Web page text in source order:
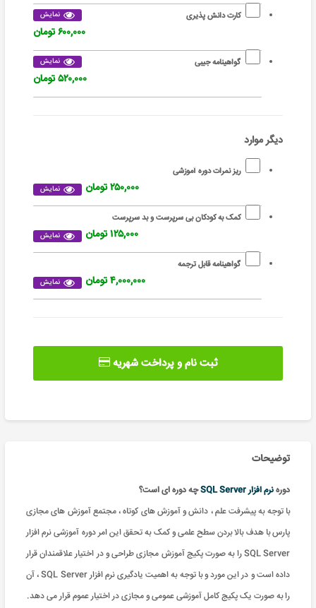
کارت دانش پذیری نمایش
۶۰۰,۰۰۰ تومان
گواهینامه جیبی نمایش
۵۲۰,۰۰۰ تومان
دیگر موارد
ریز نمرات دوره آموزشی
نمایش ۲۵۰,۰۰۰ تومان
کمک به کودکان بی سرپرست و بد سرپرست
نمایش ۱۲۵,۰۰۰ تومان
گواهینامه قابل ترجمه
نمایش ۴,۰۰۰,۰۰۰ تومان
ثبت نام و پرداخت شهریه
توضیحات
دورهنرم افزار SQL Server
چه دوره ای است؟
با توجه به پیشرفت علم ، دانش و آموزش های کوتاه ، مجتمع آموزش های مجازی
پارس با هدف بالا بردن سطح علمی و کمک به تحقق این امر دوره آموزشی نرم افزار
SQL Server را به صورت پکیج آموزش مجازی طراحی و در اختیار علاقمندان قرار
داده است و در این مورد و با توجه به اهمیت یادگیری نرم افزار SQL Server ، آن
را به صورت یک پکیج کامل آموزشی عمومی و مجازی در اختیار عموم قرار می دهد.